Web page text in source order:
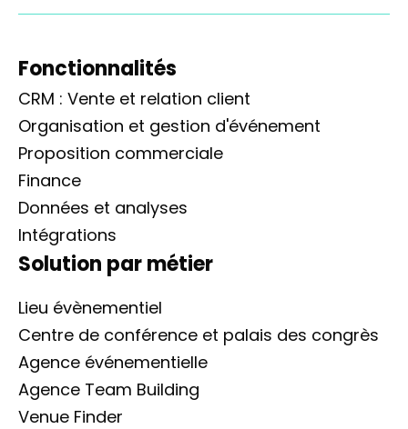
Fonctionnalités
CRM : Vente et relation client
Organisation et gestion d'événement
Proposition commerciale
Finance
Données et analyses
Intégrations
Solution par métier
Lieu évènementiel
Centre de conférence et palais des congrès
Agence événementielle
Agence Team Building
Venue Finder